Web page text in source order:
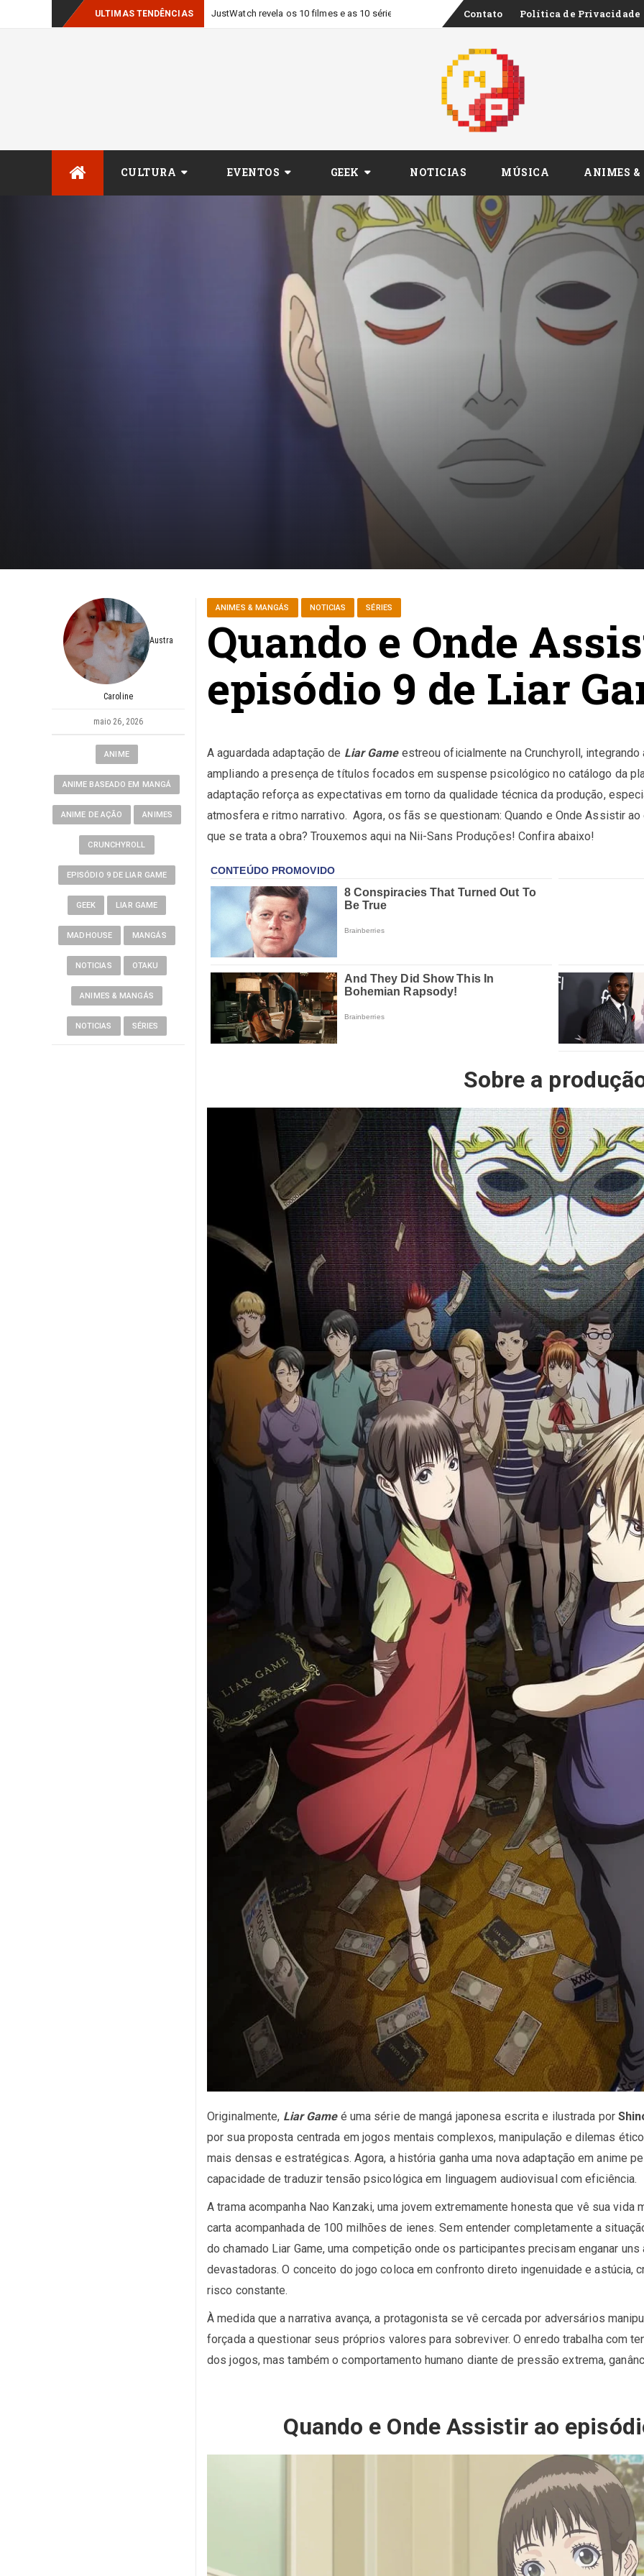
ULTIMAS TENDÊNCIAS Skip
content
Contato Política de Privacidade
CULTURA EVENTOS GEEK NOTICIAS MÚSICA ANIMES &
Austra
Caroline
maio 26, 2026
ANIME
ANIME BASEADO EM MANGÁ
ANIME DE AÇÃO ANIMES
CRUNCHYROLL
EPISÓDIO 9 DE LIAR GAME
GEEK LIAR GAME
MADHOUSE MANGÁS
NOTICIAS OTAKU
ANIMES & MANGÁS
NOTICIAS SÉRIES
ANIMES & MANGÁS NOTICIAS SÉRIES
Quando e Onde
episódio 9 de Liar
A aguardada adaptação de Liar Gameestreou oficialmente na Crunchyroll,
ampliando a presença de títulos focados em suspense psicológico no catálogo da
adaptação reforça as expectativas em torno da qualidade técnica da produção,
atmosfera e ritmo narrativo. Agora, os fãs se questionam: Quando e Onde Assistir
que se trata a obra? Trouxemos aqui na Nii-Sans Produções! Confira abaixo!
Sobre a
Originalmente, Liar Gameé uma série de mangá japonesa escrita e ilustrada por
por sua proposta centrada em jogos mentais complexos, manipulação e dilemas
mais densas e estratégicas. Agora, a história ganha uma nova adaptação em anime
capacidade de traduzir tensão psicológica em linguagem audiovisual com eficiência.
A trama acompanha Nao Kanzaki, uma jovem extremamente honesta que vê sua
carta acompanhada de 100 milhões de ienes. Sem entender completamente a
do chamado Liar Game, uma competição onde os participantes precisam enganar
devastadoras. O conceito do jogo coloca em confronto direto ingenuidade e astúcia,
risco constante.
À medida que a narrativa avança, a protagonista se vê cercada por adversários
forçada a questionar seus próprios valores para sobreviver. O enredo trabalha com
dos jogos, mas também o comportamento humano diante de pressão extrema,
Quando e Onde Assistir ao